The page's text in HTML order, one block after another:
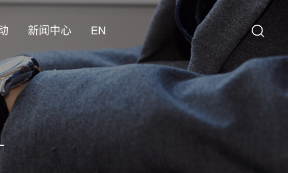
新闻中心 EN